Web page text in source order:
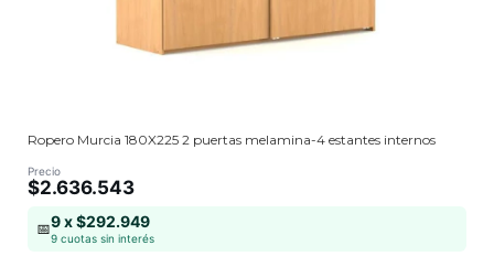
Ropero Murcia 180X225 2 puertas melamina-4 estantes internos
Precio
$2.636.543
📅9 x $292.949
9 cuotas sin interés